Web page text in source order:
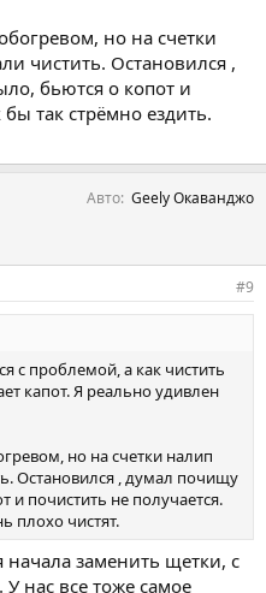
но на счетки
чистить. Остановился ,
бьются о копот и
так стрёмно ездить.
Авто Geely Окаванджо
#9
с проблемой, а как чистить
капот. Я реально удивлен
но на счетки налип
Остановился , думал почищу
и почистить не получается.
плохо чистят.
заменить щетки, с
нас все тоже самое